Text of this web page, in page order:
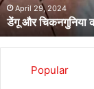
अर्लटApril 29, 2024
डेंगू और चिकनगुनिया
Popular